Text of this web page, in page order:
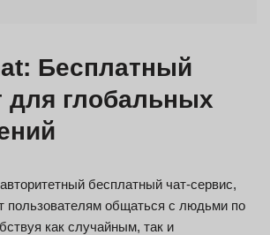
Бесплатный
для глобальных
бесплатный чат-сервис,
пользователям общаться с людьми по
как случайным, так и